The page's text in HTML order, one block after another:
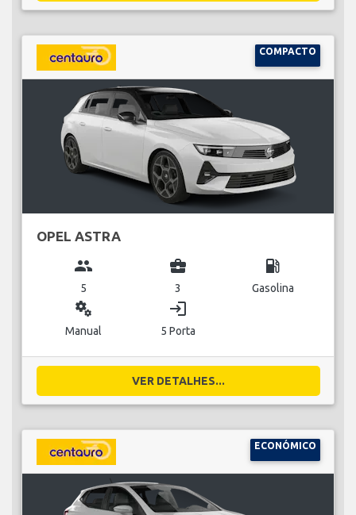
COMPACTO
OPEL ASTRA
group
5
business_center
3
local_gas_station
Gasolina
miscellaneous_services
Manual
login
5 Porta
VER DETALHES...
ECONÓMICO